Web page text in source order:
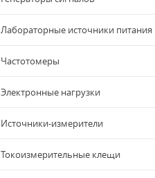
Лабораторные источники питания
Частотомеры
Электронные нагрузки
Источники-измерители
Токоизмерительные клещи